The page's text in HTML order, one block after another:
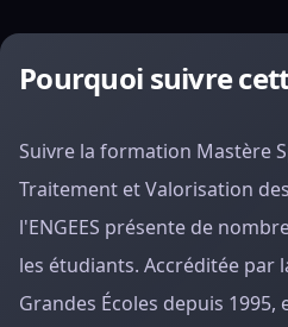
Pourquoi suivre
Suivre la formation Mastère
Traitement et Valorisation
l'ENGEES présente de
les étudiants. Accréditée par
Grandes Écoles depuis 1995,